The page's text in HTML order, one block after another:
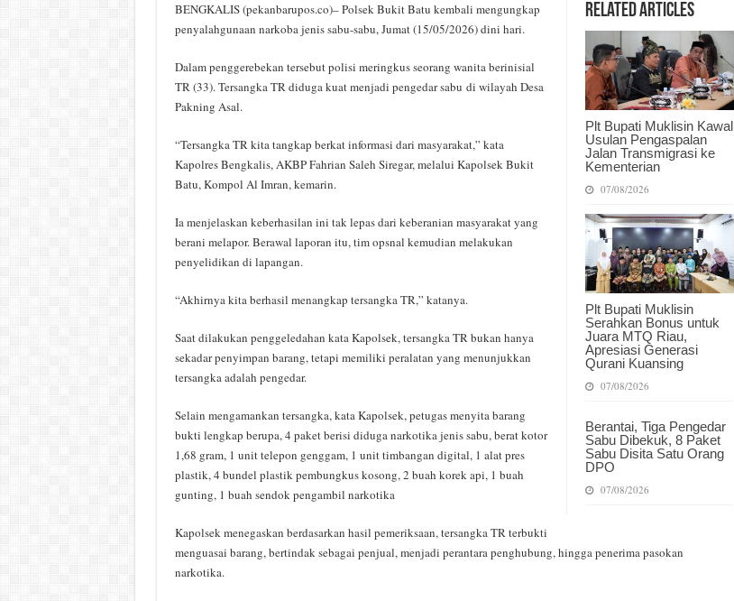
Related Articles
Plt Bupati Muklisin Kawal
Usulan Pengaspalan
Jalan Transmigrasi ke
Kementerian
07/08/2026
Plt Bupati Muklisin
Serahkan Bonus untuk
Juara MTQ Riau,
Apresiasi Generasi
Qurani Kuansing
07/08/2026
Berantai, Tiga Pengedar
Sabu Dibekuk, 8 Paket
Sabu Disita Satu Orang
DPO
07/08/2026
BENGKALIS (pekanbarupos.co)– Polsek Bukit Batu kembali mengungkap
penyalahgunaan narkoba jenis sabu-sabu, Jumat (15/05/2026) dini hari.
Dalam penggerebekan tersebut polisi meringkus seorang wanita berinisial
TR (33). Tersangka TR diduga kuat menjadi pengedar sabu di wilayah Desa
Pakning Asal.
“Tersangka TR kita tangkap berkat informasi dari masyarakat,” kata
Kapolres Bengkalis, AKBP Fahrian Saleh Siregar, melalui Kapolsek Bukit
Batu, Kompol Al Imran, kemarin.
Ia menjelaskan keberhasilan ini tak lepas dari keberanian masyarakat yang
berani melapor. Berawal laporan itu, tim opsnal kemudian melakukan
penyelidikan di lapangan.
“Akhirnya kita berhasil menangkap tersangka TR,” katanya.
Saat dilakukan penggeledahan kata Kapolsek, tersangka TR bukan hanya
sekadar penyimpan barang, tetapi memiliki peralatan yang menunjukkan
tersangka adalah pengedar.
Selain mengamankan tersangka, kata Kapolsek, petugas menyita barang
bukti lengkap berupa, 4 paket berisi diduga narkotika jenis sabu, berat kotor
1,68 gram, 1 unit telepon genggam, 1 unit timbangan digital, 1 alat pres
plastik, 4 bundel plastik pembungkus kosong, 2 buah korek api, 1 buah
gunting, 1 buah sendok pengambil narkotika
Kapolsek menegaskan berdasarkan hasil pemeriksaan, tersangka TR terbukti
menguasai barang, bertindak sebagai penjual, menjadi perantara penghubung, hingga penerima pasokan
narkotika.